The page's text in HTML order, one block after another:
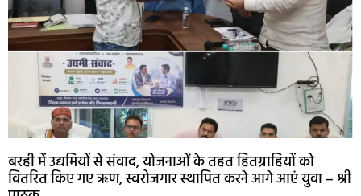
बरही में उद्यमियों से संवाद, योजनाओं के तहत हितग्राहियों को
वितरित किए गए ऋण, स्वरोजगार स्थापित करने आगे आएं युवा – श्री